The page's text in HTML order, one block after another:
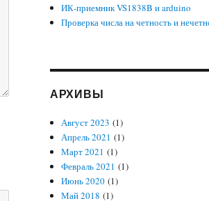
ИК-приемник VS1838B и arduino
Проверка числа на четность и
АРХИВЫ
Август 2023 (1)
Апрель 2021 (1)
Март 2021 (1)
Февраль 2021 (1)
Июнь 2020 (1)
Май 2018 (1)